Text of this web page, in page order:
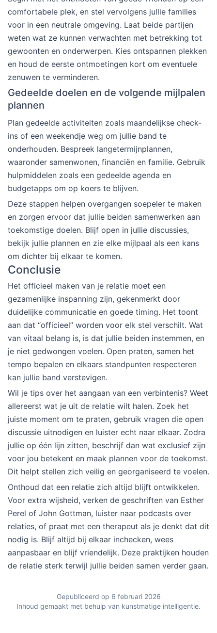
comfortabele plek, en stel vervolgens jullie families
voor in een neutrale omgeving. Laat beide partijen
weten wat ze kunnen verwachten met betrekking tot
gewoonten en onderwerpen. Kies ontspannen plekken
en houd de eerste ontmoetingen kort om eventuele
zenuwen te verminderen.
Gedeelde doelen en de volgende mijlpalen
plannen
Plan gedeelde activiteiten zoals maandelijkse check-
ins of een weekendje weg om jullie band te
onderhouden. Bespreek langetermijnplannen,
waaronder samenwonen, financiën en familie. Gebruik
hulpmiddelen zoals een gedeelde agenda en
budgetapps om op koers te blijven.
Deze stappen helpen overgangen soepeler te maken
en zorgen ervoor dat jullie beiden samenwerken aan
toekomstige doelen. Blijf open in jullie discussies,
bekijk jullie plannen en zie elke mijlpaal als een kans
om dichter bij elkaar te komen.
Conclusie
Het officieel maken van je relatie moet een
gezamenlijke inspanning zijn, gekenmerkt door
duidelijke communicatie en goede timing. Het toont
aan dat “officieel” worden voor elk stel verschilt. Wat
van vitaal belang is, is dat jullie beiden instemmen, en
je niet gedwongen voelen. Open praten, samen het
tempo bepalen en elkaars standpunten respecteren
kan jullie band verstevigen.
Wil je tips over het aangaan van een verbintenis? Weet
allereerst wat je uit de relatie wilt halen. Zoek het
juiste moment om te praten, gebruik vragen die open
discussie uitnodigen en luister echt naar elkaar. Zodra
jullie op één lijn zitten, beschrijf dan wat exclusief zijn
voor jou betekent en maak plannen voor de toekomst.
Dit helpt stellen zich veilig en georganiseerd te voelen.
Onthoud dat een relatie zich altijd blijft ontwikkelen.
Voor extra wijsheid, verken de geschriften van Esther
Perel of John Gottman, luister naar podcasts over
relaties, of praat met een therapeut als je denkt dat dit
nodig is. Blijf altijd bij elkaar inchecken, wees
aanpasbaar en blijf vriendelijk. Deze praktijken houden
de relatie sterk terwijl jullie beiden samen verder gaan.
Gepubliceerd op 6 februari 2026
Inhoud gemaakt met behulp van kunstmatige intelligentie.